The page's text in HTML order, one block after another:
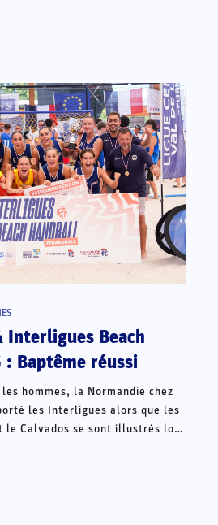
Beach
Baptême réussi
hommes, la Normandie chez
les Interligues alors que les
le Calvados se sont illustrés lors